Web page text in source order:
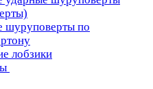
шуруповерты по
лобзики